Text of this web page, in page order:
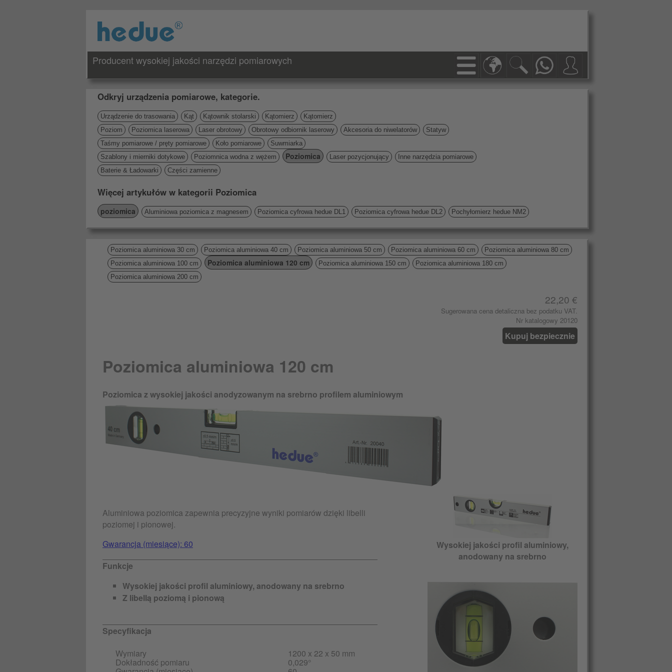
Producent wysokiej jakości narzędzi pomiarowych
Odkryj urządzenia pomiarowe, kategorie.
Urządzenie do trasowania Kąt Kątownik stolarski Kątomierz
Kątomierz
Poziom
Poziomica laserowa Laser obrotowy Obrotowy odbiornik laserowy Akcesoria do niwelatorów
Statyw
Taśmy pomiarowe / pręty pomiarowe
Koło pomiarowe
Suwmiarka
Szablony i mierniki dotykowe
Poziomnica wodna z wężem Poziomica Laser pozycjonujący
Inne narzędzia pomiarowe
Baterie & Ładowarki
Części zamienne
Więcej artykułów w kategorii Poziomica
poziomica Aluminiowa poziomica z magnesem Poziomica cyfrowa hedue DL1 Poziomica cyfrowa hedue DL2 Pochyłomierz hedue NM2
Poziomica aluminiowa 30 cm Poziomica aluminiowa 40 cm Poziomica aluminiowa 50 cm Poziomica aluminiowa 60 cm
Poziomica aluminiowa 80 cm
Poziomica aluminiowa 100 cm
Poziomica aluminiowa 120 cm Poziomica aluminiowa 150 cm
Poziomica aluminiowa 180 cm
Poziomica aluminiowa 200 cm
22,20 €
Sugerowana cena detaliczna bez podatku VAT.
Nr katalogowy 20120
Kupuj bezpiecznie
Poziomica aluminiowa 120 cm
Poziomica z wysokiej jakości anodyzowanym na srebrno profilem aluminiowym
Aluminiowa poziomica zapewnia precyzyjne wyniki pomiarów dzięki libelli
poziomej i pionowej.
Gwarancja (miesiące): 60
Funkcje
Wysokiej jakości profil aluminiowy, anodowany na srebrno
Z libellą poziomą i pionową
Specyfikacja
Wymiary
1200 x 22 x 50 mm
Dokładność pomiaru 0,029°
Wysokiej jakości profil aluminiowy,
anodowany na srebrno